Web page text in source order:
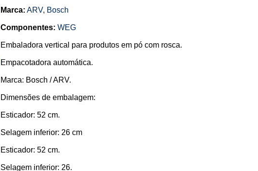
Marca: ARV, Bosch
Componentes: WEG
Embaladora vertical para produtos em pó com rosca.
Empacotadora automática.
Marca: Bosch / ARV.
Dimensões de embalagem:
Esticador: 52 cm.
Selagem inferior: 26 cm
Esticador: 52 cm.
Selagem inferior: 26.